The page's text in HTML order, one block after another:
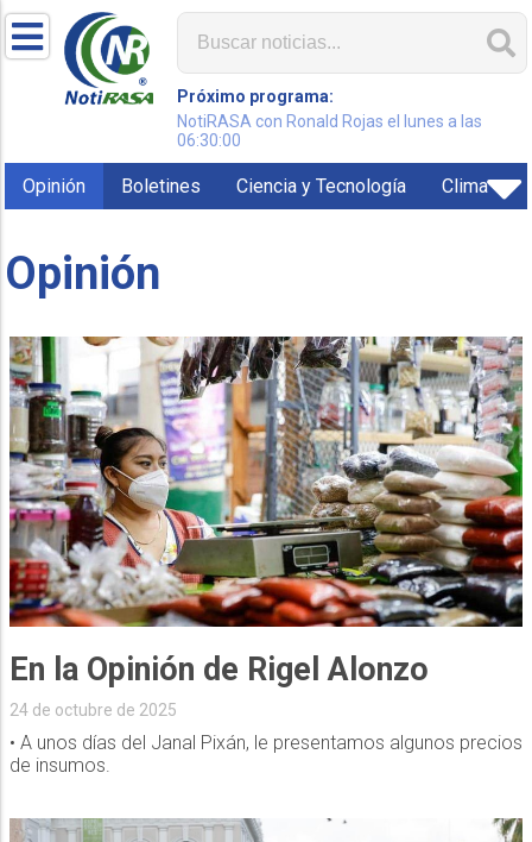
Próximo programa:
NotiRASA con Ronald Rojas el lunes a las
06:30:00
Opinión Boletines Ciencia y Tecnología Clima
Opinión
En la Opinión de Rigel Alonzo
24 de octubre de 2025
• A unos días del Janal Pixán, le presentamos algunos precios
de insumos.